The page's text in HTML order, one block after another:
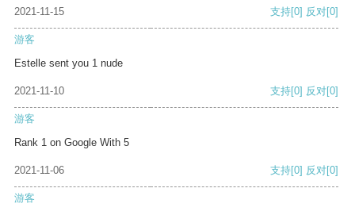
2021-11-15 支持[0] 反对[0]
游客
Estelle sent you 1 nude
2021-11-10 支持[0] 反对[0]
游客
Rank 1 on Google With 5
2021-11-06 支持[0] 反对[0]
游客